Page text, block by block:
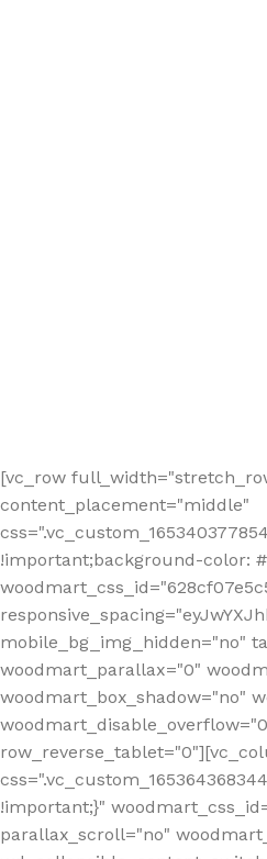
[vc_row
content_placement="middle"
!important;background-color:
mobile_bg_img_hidden="no"
woodmart_parallax="0"
woodmart_box_shadow="no"
!important;}"
parallax_scroll="no"